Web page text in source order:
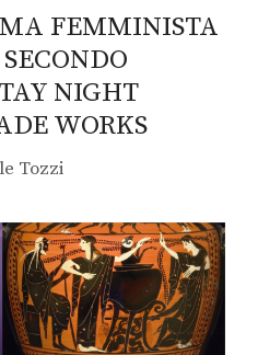
FEMMINISTA
NIGHT
WORKS
Tozzi